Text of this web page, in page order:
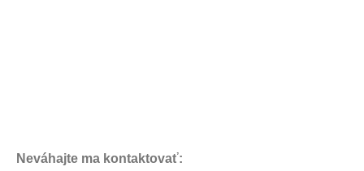
Neváhajte ma kontaktovať: